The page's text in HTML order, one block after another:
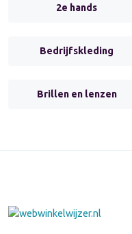
2e hands
Bedrijfskleding
Brillen en lenzen